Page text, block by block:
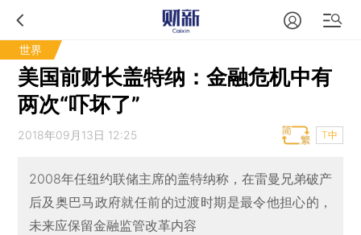
世界
美国前财长盖特纳：金融危机中有
两次“吓坏了”
2018年09月13日 12:25 T中
2008年任纽约联储主席的盖特纳称，在雷曼兄弟破产
后及奥巴马政府就任前的过渡时期是最令他担心的，
未来应保留金融监管改革内容